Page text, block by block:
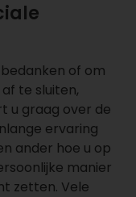
of om
te sluiten,
u graag over de
ervaring
ander hoe u op
manier
zetten. Vele